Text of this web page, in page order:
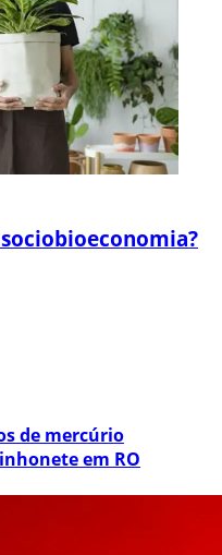
de mercúrio
em RO